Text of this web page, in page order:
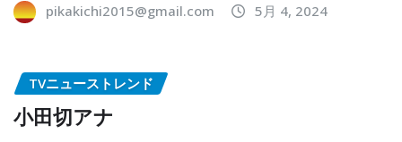
pikakichi2015@gmail.com 5月 4, 2024
TVニューストレンド
小田切アナ